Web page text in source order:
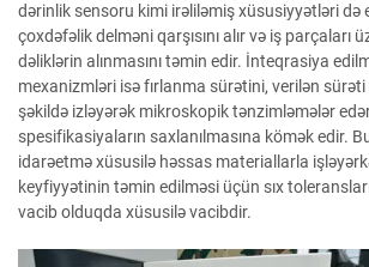
dərinlik sensoru kimi irəliləmiş xüsusiyyətləri də
çoxdəfəlik delməni qarşısını alır və iş parçaları
dəliklərin alınmasını təmin edir. İnteqrasiya
mexanizmləri isə fırlanma sürətini, verilən
şəkildə izləyərək mikroskopik tənzimləmələr
spesifikasiyaların saxlanılmasına kömək edir.
idarəetmə xüsusilə həssas materiallarla
keyfiyyətinin təmin edilməsi üçün sıx
vacib olduqda xüsusilə vacibdir.